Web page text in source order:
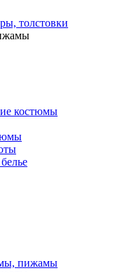
толстовки
костюмы
пижамы